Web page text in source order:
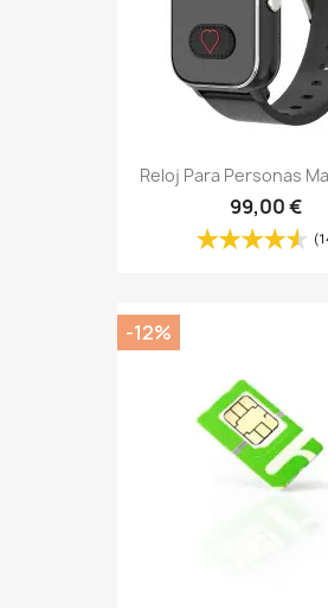
Reloj Para Personas
99,00 €
-12%